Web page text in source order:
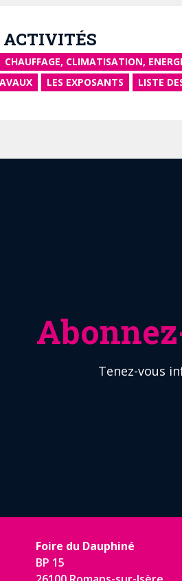
ACTIVITÉS
CHAUFFAGE, CLIMATISATION,
LES EXPOSANTS LISTE
Tenez-vous
Foire du Dauphiné
BP 15